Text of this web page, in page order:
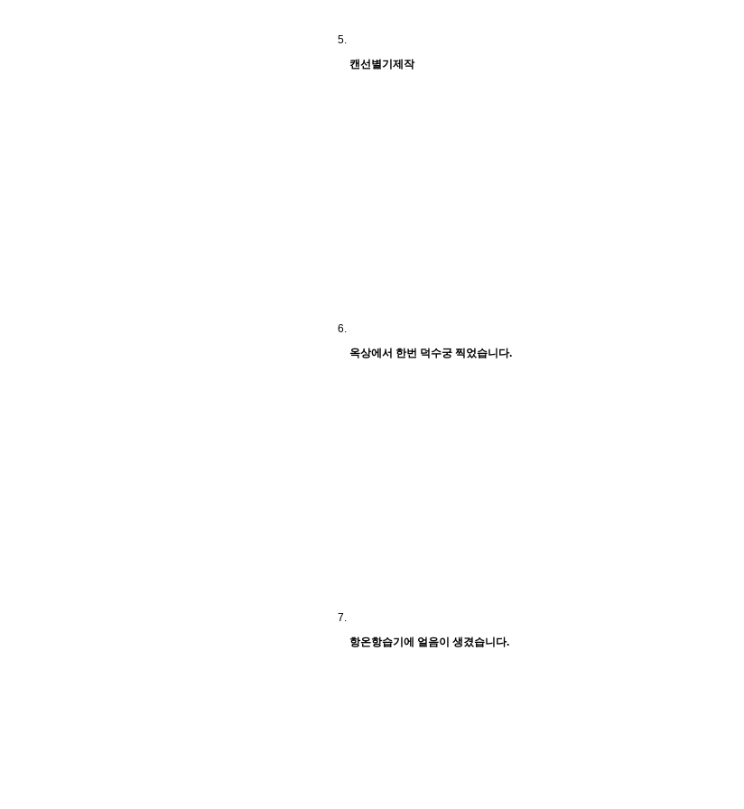
캔선별기제작
옥상에서 한번 덕수궁 찍었습니다.
항온항습기에 얼음이 생겼습니다.